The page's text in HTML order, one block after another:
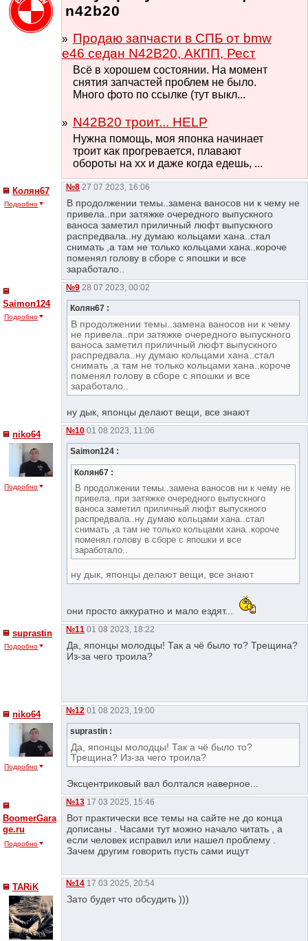
n42b20
Продаю запчасти в СПБ от bmw
e46 седан N42B20, АКПП, Рест
Всё в хорошем состоянии. На момент
снятия запчастей проблем не было.
Много фото по ссылке (тут выкл...
N42B20 троит... HELP
Нужна помощь, моя японка начинает
троит как прогревается, плавают
обороты на хх и даже когда едешь, ...
Колян67
Подробно
№8 27 07 2023, 16:06
В продолжении темы..замена ваносов ни к чему не
привела..при затяжке очередного выпускного
ваноса заметил приличный люфт выпускного
распредвала..ну думаю кольцами хана..стал
снимать ,а там не только кольцами хана..короче
поменял голову в сборе с япошки и все
заработало..
Saimon124
Подробно
№9 28 07 2023, 00:02
Колян67 :
В продолжении темы..замена ваносов ни к чему
не привела..при затяжке очередного выпускного
ваноса заметил приличный люфт выпускного
распредвала..ну думаю кольцами хана..стал
снимать ,а там не только кольцами хана..короче
поменял голову в сборе с япошки и все
заработало..
ну дык, японцы делают вещи, все знают
niko64
Подробно
№10 01 08 2023, 11:06
Saimon124 :
Колян67 :
В продолжении темы..замена ваносов ни к чему не
привела..при затяжке очередного выпускного
ваноса заметил приличный люфт выпускного
распредвала..ну думаю кольцами хана..стал
снимать ,а там не только кольцами хана..короче
поменял голову в сборе с япошки и все
заработало..
ну дык, японцы делают вещи, все знают
они просто аккуратно и мало ездят...
suprastin
Подробно
№11 01 08 2023, 18:22
Да, японцы молодцы! Так а чё было то? Трещина?
Из-за чего троила?
niko64
Подробно
№12 01 08 2023, 19:00
suprastin :
Да, японцы молодцы! Так а чё было то?
Трещина? Из-за чего троила?
Эксцентриковый вал болтался наверное...
BoomerGara
ge.ru
Подробно
№13 17 03 2025, 15:46
Вот практически все темы на сайте не до конца
дописаны . Часами тут можно начало читать , а
если человек исправил или нашел проблему .
Зачем другим говорить пусть сами ищут
TARiK №14 17 03 2025, 20:54
Зато будет что обсудить )))